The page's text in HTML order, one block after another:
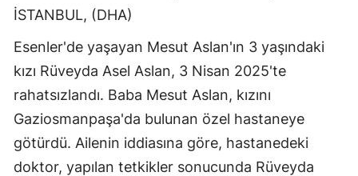
İSTANBUL, (DHA)
Esenler'de yaşayan Mesut Aslan'ın 3 yaşındaki
kızı Rüveyda Asel Aslan, 3 Nisan 2025'te
rahatsızlandı. Baba Mesut Aslan, kızını
Gaziosmanpaşa'da bulunan özel hastaneye
götürdü. Ailenin iddiasına göre, hastanedeki
doktor, yapılan tetkikler sonucunda Rüveyda